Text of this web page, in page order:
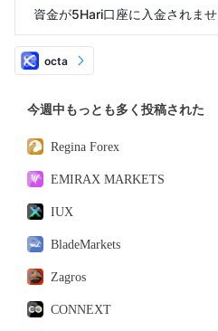
資金が5Hari口座に入金されませ
octa
今週中もっとも多く投稿された
Regina Forex
EMIRAX MARKETS
IUX
BladeMarkets
Zagros
CONNEXT